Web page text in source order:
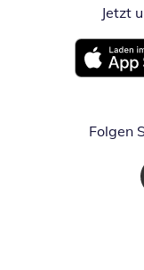
Jetzt
Öffnet in
Folgen